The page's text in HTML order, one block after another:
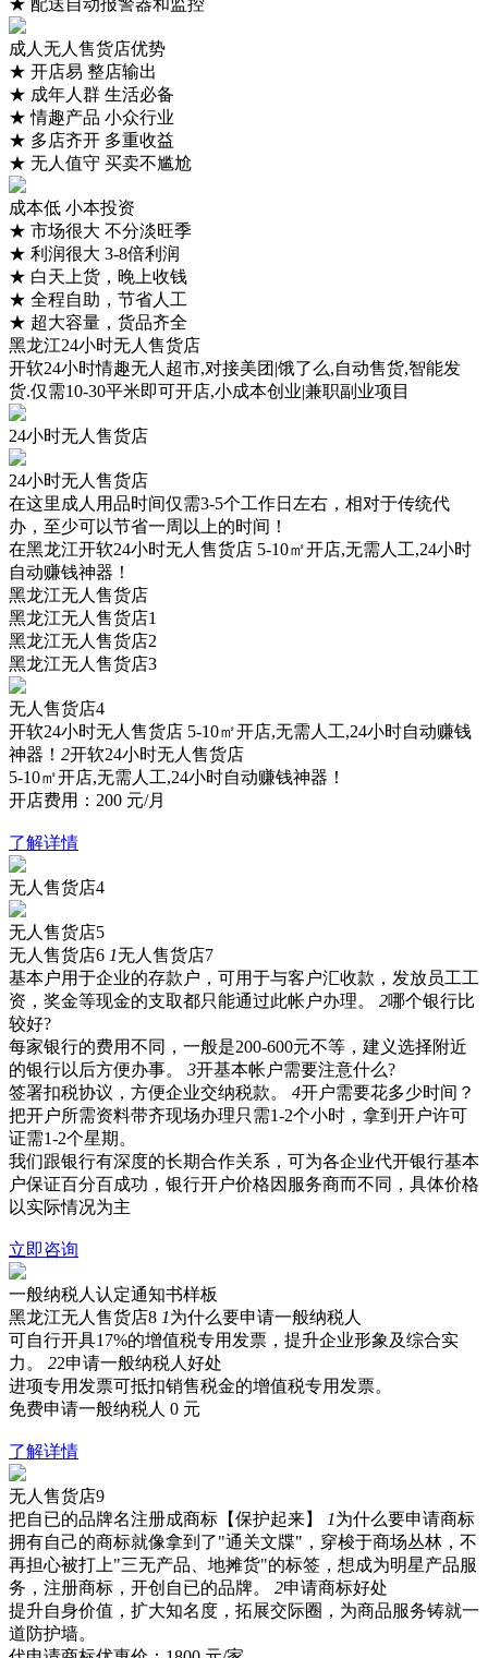
★ 配送自动报警器和监控
成人无人售货店优势
★ 开店易 整店输出
★ 成年人群 生活必备
★ 情趣产品 小众行业
★ 多店齐开 多重收益
★ 无人值守 买卖不尴尬
成本低 小本投资
★ 市场很大 不分淡旺季
★ 利润很大 3-8倍利润
★ 白天上货，晚上收钱
★ 全程自助，节省人工
★ 超大容量，货品齐全
黑龙江24小时无人售货店
开软24小时情趣无人超市,对接美团|饿了么,自动售货,智能发
货.仅需10-30平米即可开店,小成本创业|兼职副业项目
24小时无人售货店
24小时无人售货店
在这里成人用品时间仅需3-5个工作日左右，相对于传统代
办，至少可以节省一周以上的时间！
在黑龙江开软24小时无人售货店 5-10㎡开店,无需人工,24小时
自动赚钱神器！
黑龙江无人售货店
黑龙江无人售货店1
黑龙江无人售货店2
黑龙江无人售货店3
无人售货店4
开软24小时无人售货店 5-10㎡开店,无需人工,24小时自动赚钱
神器！ 2开软24小时无人售货店
5-10㎡开店,无需人工,24小时自动赚钱神器！
开店费用： 200 元/月
了解详情
无人售货店4
无人售货店5
无人售货店6 1无人售货店7
基本户用于企业的存款户，可用于与客户汇收款，发放员工工
资，奖金等现金的支取都只能通过此帐户办理。
2哪个银行比
较好?
每家银行的费用不同，一般是200-600元不等，建义选择附近
的银行以后方便办事。
3开基本帐户需要注意什么?
签署扣税协议，方便企业交纳税款。
4开户需要花多少时间？
把开户所需资料带齐现场办理只需1-2个小时，拿到开户许可
证需1-2个星期。
我们跟银行有深度的长期合作关系，可为各企业代开银行基本
户保证百分百成功，银行开户价格因服务商而不同，具体价格
以实际情况为主
立即咨询
一般纳税人认定通知书样板
黑龙江无人售货店8 1为什么要申请一般纳税人
可自行开具17%的增值税专用发票，提升企业形象及综合实
力。
22申请一般纳税人好处
进项专用发票可抵扣销售税金的增值税专用发票。
免费申请一般纳税人 0 元
了解详情
无人售货店9
把自已的品牌名注册成商标【保护起来】
1为什么要申请商标
拥有自己的商标就像拿到了"通关文牒"，穿梭于商场丛林，不
再担心被打上"三无产品、地摊货"的标签，想成为明星产品服
务，注册商标，开创自已的品牌。
2申请商标好处
提升自身价值，扩大知名度，拓展交际圈，为商品服务铸就一
道防护墙。